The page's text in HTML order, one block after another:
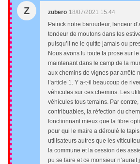
Z zubero 18/07/2021 15:44
Patrick notre baroudeur, lanceur
tondeur de moutons dans les
puisqu’il ne le quitte jamais ou
Nous avons lu toute la prose sur
maintenant dans le camp de la
aux chemins de vignes par arrêté
l’article 1. Y a-t-il beaucoup de
véhicules sur ces chemins. Les
véhicules tous terrains. Par
contribuables, la réfection du
fonctionnant mieux que la fibre
pour qui le maire a déroulé le
utilisateurs autres que les
la commune et la cession des
pu se faire et ce monsieur